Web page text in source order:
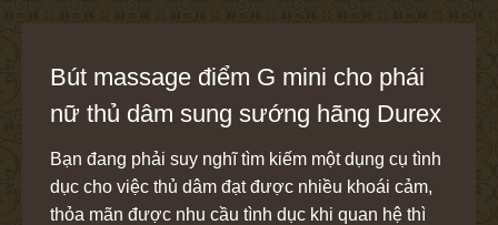
Bút massage điểm G mini cho phái
nữ thủ dâm sung sướng hãng Durex
Bạn đang phải suy nghĩ tìm kiếm một dụng cụ tình
dục cho việc thủ dâm đạt được nhiều khoái cảm,
thỏa mãn được nhu cầu tình dục khi quan hệ thì